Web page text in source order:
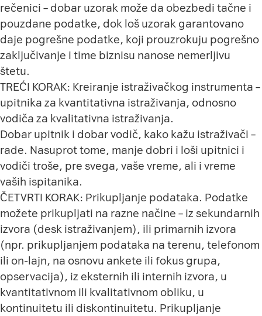
rečenici – dobar uzorak može da obezbedi tačne i
pouzdane podatke, dok loš uzorak garantovano
daje pogrešne podatke, koji prouzrokuju pogrešno
zaključivanje i time biznisu nanose nemerljivu
štetu.
TREĆI KORAK: Kreiranje istraživačkog instrumenta –
upitnika za kvantitativna istraživanja, odnosno
vodiča za kvalitativna istraživanja.
Dobar upitnik i dobar vodič, kako kažu istraživači –
rade. Nasuprot tome, manje dobri i loši upitnici i
vodiči troše, pre svega, vaše vreme, ali i vreme
vaših ispitanika.
ČETVRTI KORAK: Prikupljanje podataka. Podatke
možete prikupljati na razne načine – iz sekundarnih
izvora (desk istraživanjem), ili primarnih izvora
(npr. prikupljanjem podataka na terenu, telefonom
ili on-lajn, na osnovu ankete ili fokus grupa,
opservacija), iz eksternih ili internih izvora, u
kvantitativnom ili kvalitativnom obliku, u
kontinuitetu ili diskontinuitetu. Prikupljanje